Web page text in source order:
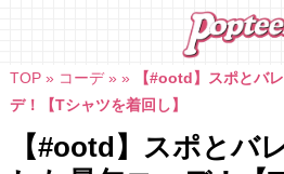
TOP» コーデ» »
【#ootd】スポとバ
デ！【Tシャツを着回し】
【#ootd】スポとバ